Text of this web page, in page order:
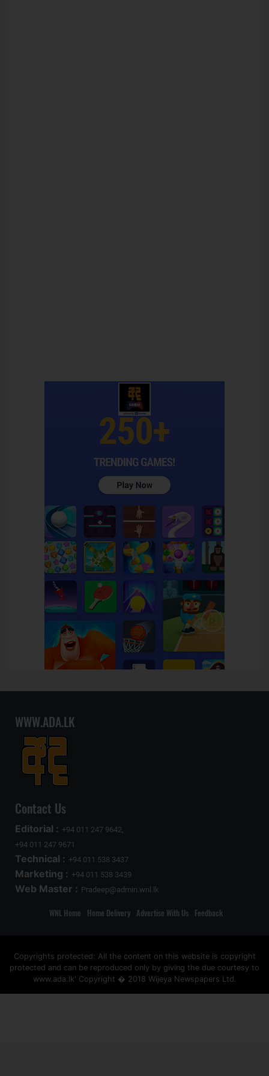
WWW.ADA.LK
Contact Us
Editorial : +94 011 247 9642,
+94 011 247 9671
Technical : +94 011 538 3437
Marketing : +94 011 538 3439
Web Master : Pradeep@admin.wnl.lk
WNL Home Home Delivery Advertise With Us Feedback
Copyrights protected: All the content on this website is copyright
protected and can be reproduced only by giving the due courtesy to
www.ada.lk' Copyright � 2018 Wijeya Newspapers Ltd.